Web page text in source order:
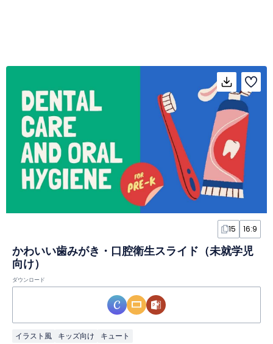
15 16:9
かわいい歯みがき・口腔衛生スライド（未就学児
向け）
ダウンロード
イラスト風 キッズ向け キュート